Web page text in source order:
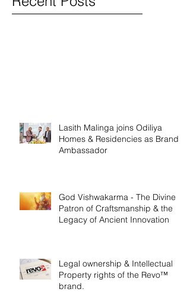
Lasith Malinga joins Odiliya
Homes & Residencies as Brand
Ambassador
God Vishwakarma - The Divine
Patron of Craftsmanship & the
Legacy of Ancient Innovation
Legal ownership & Intellectual
Property rights of the Revo™
brand.